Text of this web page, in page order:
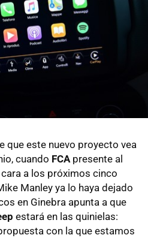
que este nuevo proyecto vea
cuando FCA presente al
a los próximos cinco
Manley ya lo haya dejado
en Ginebra apunta a que
estará en las quinielas:
con la que estamos